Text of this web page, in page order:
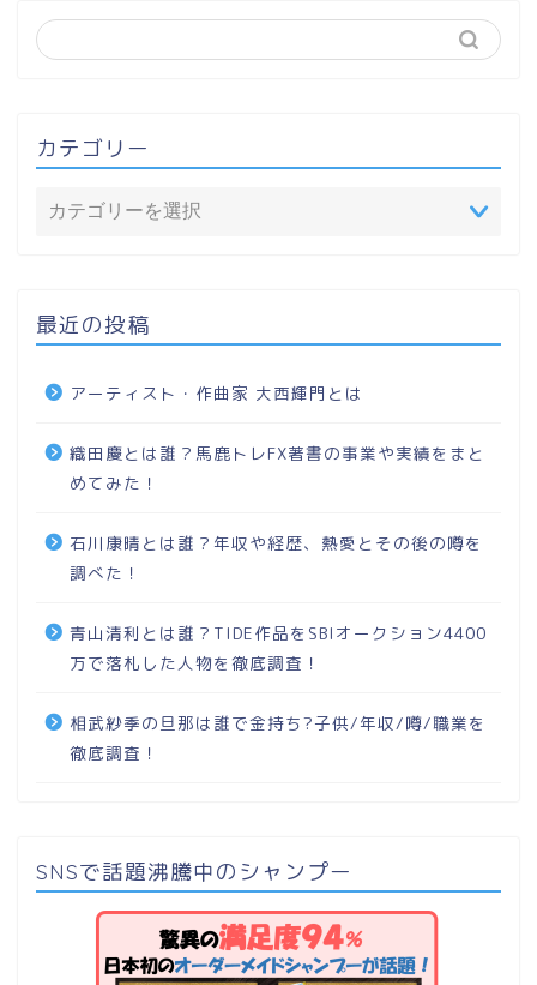
カテゴリー
最近の投稿
アーティスト・作曲家 大西輝門とは
織田慶とは誰？馬鹿トレFX著書の事業や実績をまと
めてみた！
石川康晴とは誰？年収や経歴、熱愛とその後の噂を
調べた！
青山清利とは誰？TIDE作品をSBIオークション4400
万で落札した人物を徹底調査！
相武紗季の旦那は誰で金持ち?子供/年収/噂/職業を
徹底調査！
SNSで話題沸騰中のシャンプー